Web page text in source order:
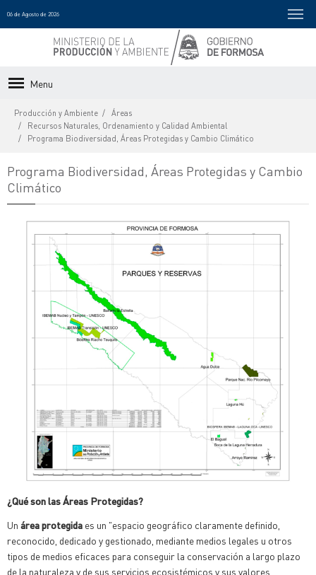
06 de Agosto de 2026
Menu
Producción y Ambiente
Áreas
Recursos Naturales, Ordenamiento y Calidad Ambiental
Programa Biodiversidad, Áreas Protegidas y Cambio Climático
Programa Biodiversidad, Áreas Protegidas y Cambio
Climático
¿Qué son las Áreas Protegidas?
Un área protegida es un "espacio geográfico claramente definido,
reconocido, dedicado y gestionado, mediante medios legales u otros
tipos de medios eficaces para conseguir la conservación a largo plazo
de la naturaleza y de sus servicios ecosistémicos y sus valores